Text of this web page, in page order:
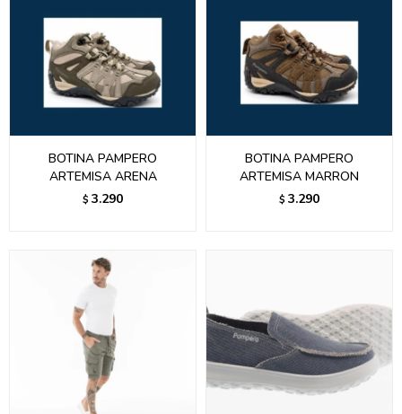
BOTINA PAMPERO
ARTEMISA ARENA
$ 3.290
BOTINA PAMPERO
ARTEMISA MARRON
$ 3.290